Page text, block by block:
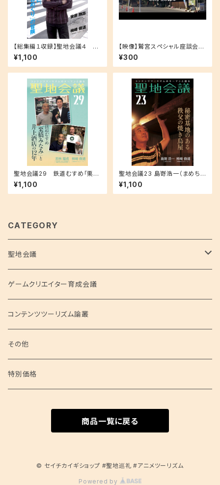
【総集編１収録】聖地会議４ 安
彦剛志（ソニー企業株式会社コ
ンテンツツーリズム課「舞台めぐ
りチーム」シニアプロデューサ
めぐり」の冒険」
¥1,100
【映像】鷲宮スペシャル座談会！
『らき☆すた』と歩んだ10年 これ
からの10年
¥300
聖地会議29 鉄道むすめ「栗橋
みなみ」と井上酒店の12年／若
林福成 やまね酒造（株）代表取
締役、栗橋みなみ実行委員会委
¥1,100
聖地会議23 島嵜浩一（まめちゃ
ん家） 秘密基地のある秩父の焼
き鳥屋
¥1,100
CATEGORY
聖地会議
聖地会議シリーズ
聖地会議 総集編
聖地会議 映像
ゲームクリエイター育成会議
コンテンツツーリズム論叢
その他
特別価格
商品一覧に戻る
© セイチカイギショップ #聖地巡礼 #アニメツーリズム
Powered by